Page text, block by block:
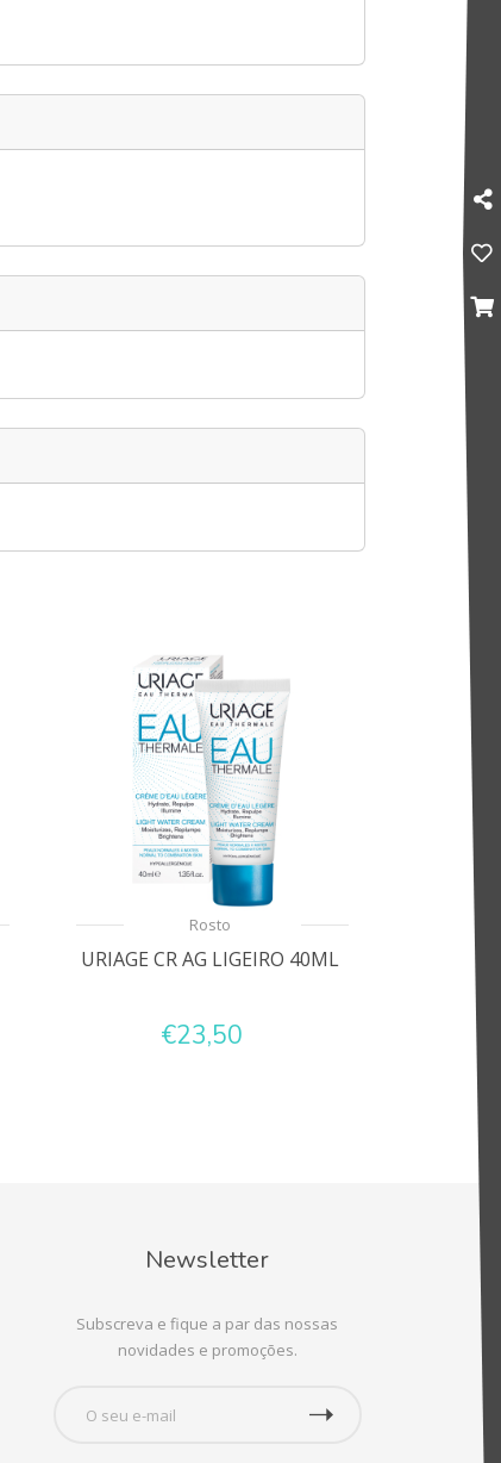
Rosto
URIAGE CR AG LIGEIRO 40ML
€23,50
Newsletter
Subscreva e fique a par das nossas
novidades e promoções.